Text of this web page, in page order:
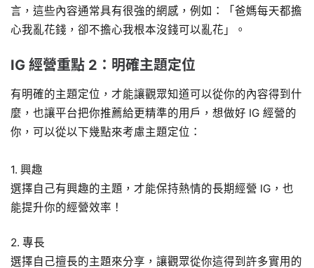
言，這些內容通常具有很強的網感，例如：「爸媽每天都擔
心我亂花錢，卻不擔心我根本沒錢可以亂花」。
IG 經營重點 2：明確主題定位
有明確的主題定位，才能讓觀眾知道可以從你的內容得到什
麼，也讓平台把你推薦給更精準的用戶，想做好 IG 經營的
你，可以從以下幾點來考慮主題定位：
1. 興趣
選擇自己有興趣的主題，才能保持熱情的長期經營 IG，也
能提升你的經營效率！
2. 專長
選擇自己擅長的主題來分享，讓觀眾從你這得到許多實用的